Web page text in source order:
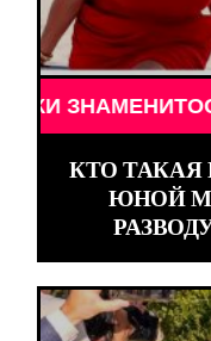
///
КТО ТАКАЯ
ЮНОЙ